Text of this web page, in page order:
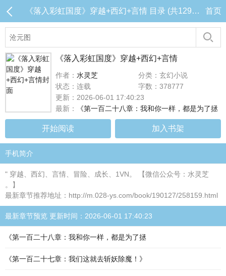
《落入彩虹国度》穿越+西幻+言情 目录 (共129章) 首页
《落入彩虹国度》穿越+西幻+言情
作者： 水灵芝
分类：玄幻小说
状态：连载
字数：378777
更新：2026-06-01 17:40:23
最新：
《第一百二十八章：我和你一样，都是为了拯
开始阅读 加入书架
手机简介
" 穿越、西幻、言情、冒险、成长、1VN。 【微信公众号：水灵芝
。】
最新章节推荐地址：http://m.028-ys.com/book/190127/258159.html
最新章节预览 更新时间：2026-06-01 17:40:23
《第一百二十八章：我和你一样，都是为了拯
《第一百二十七章：我们这就去斩妖除魔！》